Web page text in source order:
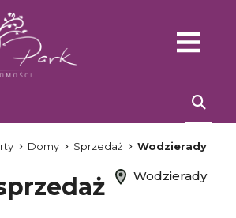
Domy Sprzedaż Wodzierady
Wodzierady